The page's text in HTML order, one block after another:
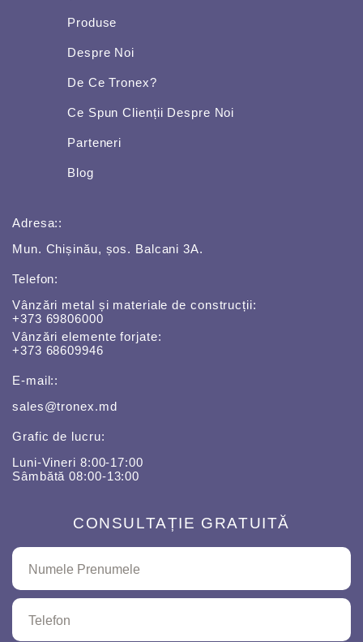
Produse
Despre Noi
De Ce Tronex?
Ce Spun Clienții Despre Noi
Parteneri
Blog
Adresa::
Mun. Chișinău, șos. Balcani 3A.
Telefon:
Vânzări metal și materiale de construcții:
+373 69806000
Vânzări elemente forjate:
+373 68609946
E-mail::
sales@tronex.md
Grafic de lucru:
Luni-Vineri 8:00-17:00
Sâmbătă 08:00-13:00
CONSULTAȚIE GRATUITĂ